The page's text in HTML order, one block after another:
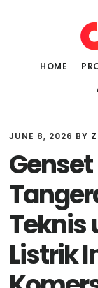
HOME
JUNE 8, 2026 BY
Teknis
Listrik